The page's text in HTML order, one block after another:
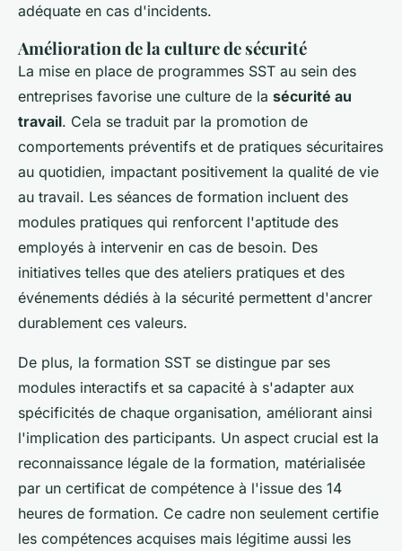
adéquate en cas d'incidents.
Amélioration de la culture de sécurité
La mise en place de programmes SST au sein des
entreprises favorise une culture de la sécurité au
travail. Cela se traduit par la promotion de
comportements préventifs et de pratiques sécuritaires
au quotidien, impactant positivement la qualité de vie
au travail. Les séances de formation incluent des
modules pratiques qui renforcent l'aptitude des
employés à intervenir en cas de besoin. Des
initiatives telles que des ateliers pratiques et des
événements dédiés à la sécurité permettent d'ancrer
durablement ces valeurs.
De plus, la formation SST se distingue par ses
modules interactifs et sa capacité à s'adapter aux
spécificités de chaque organisation, améliorant ainsi
l'implication des participants. Un aspect crucial est la
reconnaissance légale de la formation, matérialisée
par un certificat de compétence à l'issue des 14
heures de formation. Ce cadre non seulement certifie
les compétences acquises mais légitime aussi les